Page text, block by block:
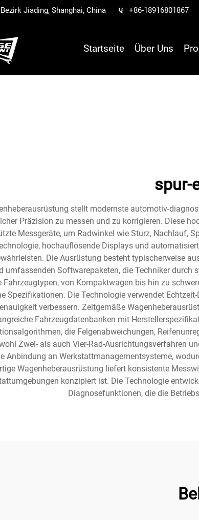
Jiading, Shanghai, China +86-18916801867
Startseite Über Uns
spur-
stellt modernste automotiv-
Präzision zu messen und zu korrigieren. Diese
Messgeräte, um Radwinkel wie Sturz, Nachlauf,
hochauflösende Displays und
Die Ausrüstung besteht typischerweise
umfassenden Softwarepaketen, die Techniker
Fahrzeugtypen, von Kompaktwagen bis hin zu
Spezifikationen. Die Technologie verwendet
verbessern. Zeitgemäße
Fahrzeugdatenbanken mit
die Felgenabweichungen,
Zwei- als auch Vier-Rad-Ausrichtungsverfahren
Anbindung an Werkstattmanagementsysteme,
Wagenheberausrüstung liefert konsistente
konzipiert ist. Die Technologie
Diagnosefunktionen, die die